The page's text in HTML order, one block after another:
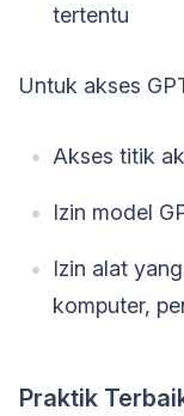
tertentu
Untuk akses
Akses titik
Izin model
Izin alat
komputer,
Praktik